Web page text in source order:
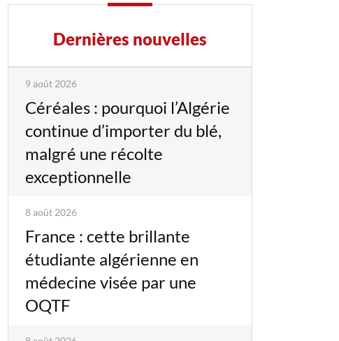
Dernières nouvelles
9 août 2026
Céréales : pourquoi l’Algérie
continue d’importer du blé,
malgré une récolte
exceptionnelle
8 août 2026
France : cette brillante
étudiante algérienne en
médecine visée par une
OQTF